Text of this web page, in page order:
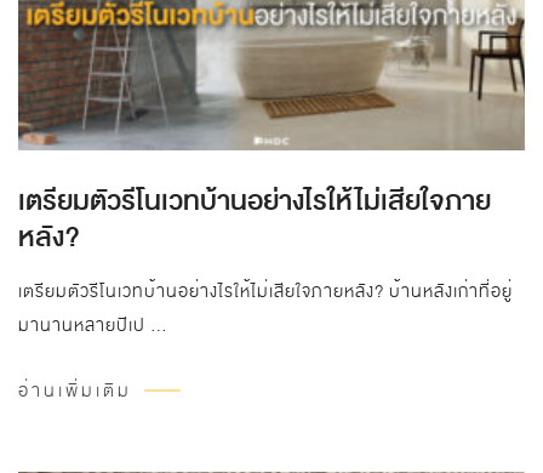
เตรียมตัวรีโนเวทบ้านอย่างไรให้ไม่เสียใจภาย
หลัง?
เตรียมตัวรีโนเวทบ้านอย่างไรให้ไม่เสียใจภายหลัง? บ้านหลังเก่าที่อยู่
มานานหลายปีเป …
อ่านเพิ่มเติม